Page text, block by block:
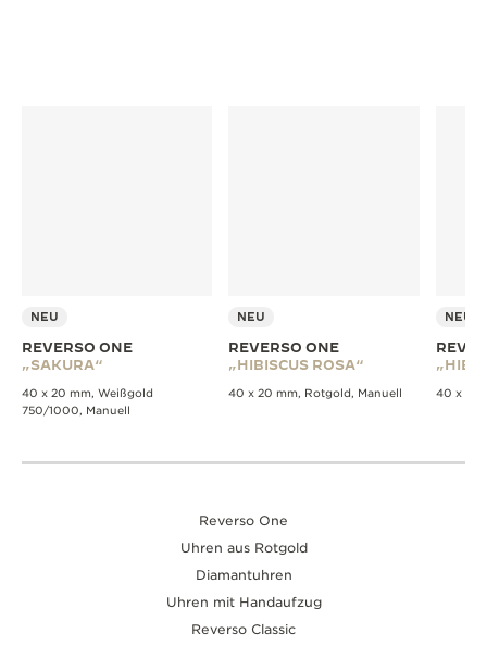
NEU
REVERSO ONE
„SAKURA“
40 x 20 mm, Weißgold
750/1000, Manuell
NEU
REVERSO ONE
„HIBISCUS ROSA“
40 x 20 mm, Rotgold, Manuell
NEU
40 x 20
Reverso One
Uhren aus Rotgold
Diamantuhren
Uhren mit Handaufzug
Reverso Classic